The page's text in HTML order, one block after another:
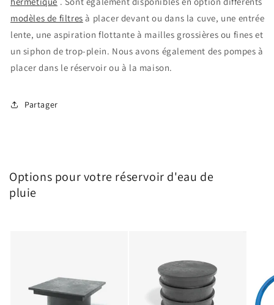
modèles de filtres à placer devant ou dans la cuve, une entrée
lente, une aspiration flottante à mailles grossières ou fines et
un siphon de trop-plein. Nous avons également des pompes à
placer dans le réservoir ou à la maison.
Partager
Options pour votre réservoir d'eau de
pluie